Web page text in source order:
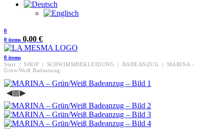
0
0 items 0,00 €
0 items
Start
| SHOP | SCHWIMMBEKLEIDUNG | BADEANZUG | MARINA –
Grün/Weiß Badeanzug
◀▦▶